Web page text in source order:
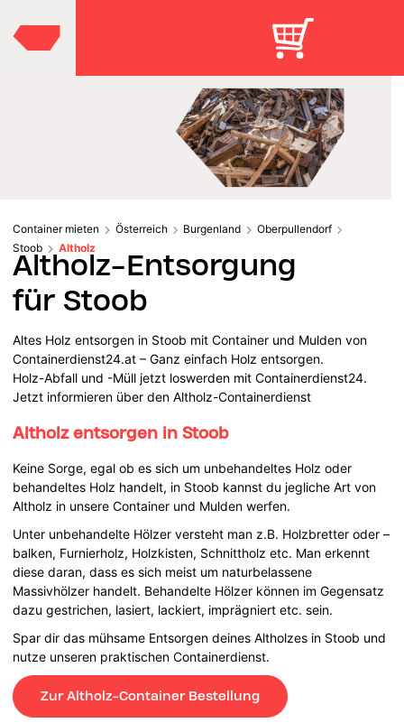
Container mieten Österreich Burgenland
Oberpullendorf
Stoob
Altholz
Altholz-Entsorgung
für Stoob
Altes Holz entsorgen in Stoob mit Container und Mulden von
Containerdienst24.at – Ganz einfach Holz entsorgen.
Holz-Abfall und -Müll jetzt loswerden mit Containerdienst24.
Jetzt informieren über den Altholz-Containerdienst
Altholz entsorgen in Stoob
Keine Sorge, egal ob es sich um unbehandeltes Holz oder
behandeltes Holz handelt, in Stoob kannst du jegliche Art von
Altholz in unsere Container und Mulden werfen.
Unter unbehandelte Hölzer versteht man z.B. Holzbretter oder –
balken, Furnierholz, Holzkisten, Schnittholz etc. Man erkennt
diese daran, dass es sich meist um naturbelassene
Massivhölzer handelt. Behandelte Hölzer können im Gegensatz
dazu gestrichen, lasiert, lackiert, imprägniert etc. sein.
Spar dir das mühsame Entsorgen deines Altholzes in Stoob und
nutze unseren praktischen Containerdienst.
Zur Altholz-Container Bestellung